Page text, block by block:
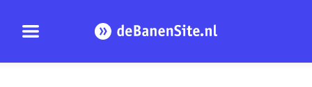
Open menu Homepage